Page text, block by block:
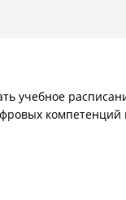
учебное
компетенций